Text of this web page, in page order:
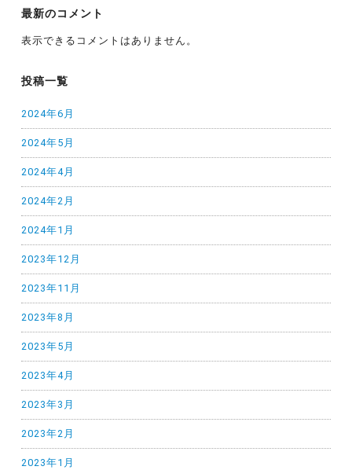
最新のコメント
表示できるコメントはありません。
投稿一覧
2024年6月
2024年5月
2024年4月
2024年2月
2024年1月
2023年12月
2023年11月
2023年8月
2023年5月
2023年4月
2023年3月
2023年2月
2023年1月